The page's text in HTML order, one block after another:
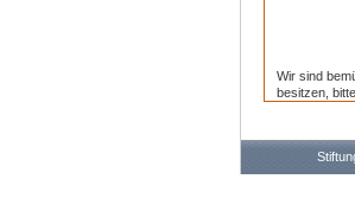
Wir sind
besitzen,